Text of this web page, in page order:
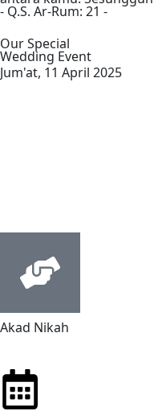
Our Special
Wedding Event
Jum'at, 11 April 2025
Akad Nikah